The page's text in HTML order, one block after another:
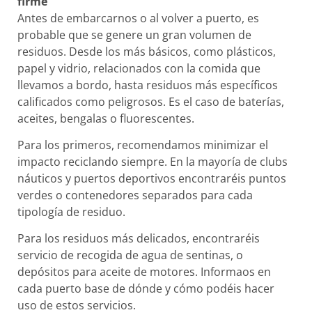
Antes de embarcarnos o al volver a puerto, es
probable que se genere un gran volumen de
residuos. Desde los más básicos, como plásticos,
papel y vidrio, relacionados con la comida que
llevamos a bordo, hasta residuos más específicos
calificados como peligrosos. Es el caso de baterías,
aceites, bengalas o fluorescentes.
Para los primeros, recomendamos minimizar el
impacto reciclando siempre. En la mayoría de clubs
náuticos y puertos deportivos encontraréis puntos
verdes o contenedores separados para cada
tipología de residuo.
Para los residuos más delicados, encontraréis
servicio de recogida de agua de sentinas, o
depósitos para aceite de motores. Informaos en
cada puerto base de dónde y cómo podéis hacer
uso de estos servicios.